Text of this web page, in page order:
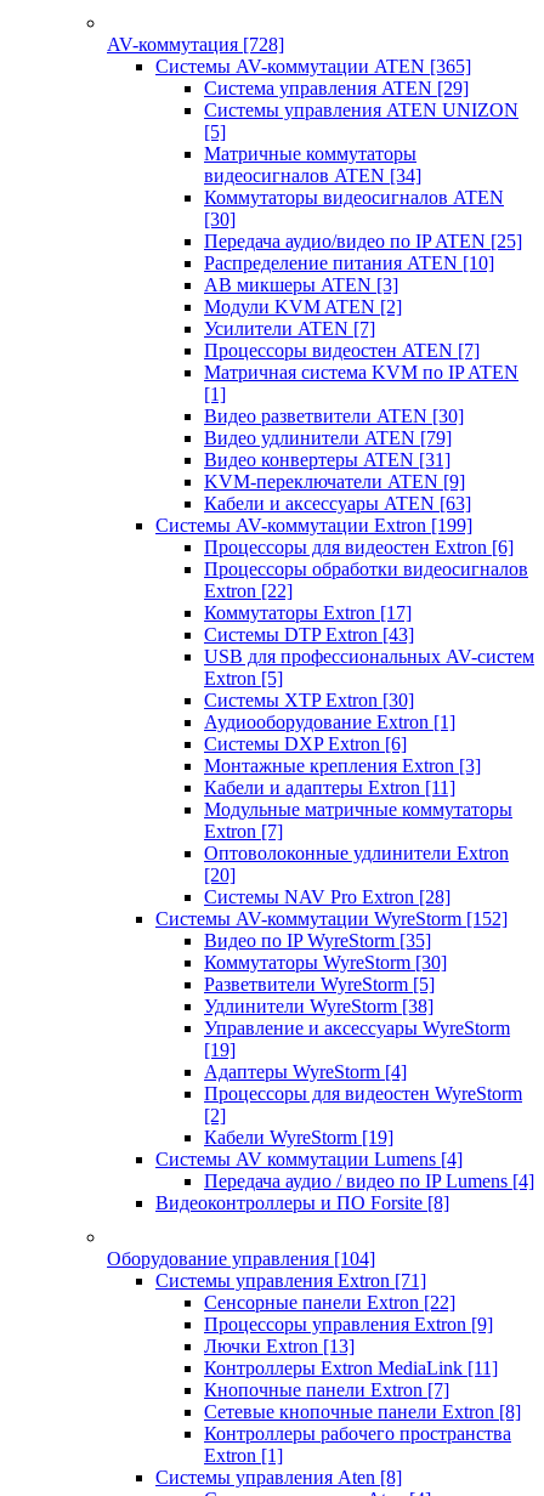
AV-коммутация [728]
Системы AV-коммутации ATEN [365]
Система управления ATEN [29]
Системы управления ATEN UNIZON
[5]
Матричные коммутаторы
видеосигналов ATEN [34]
Коммутаторы видеосигналов ATEN
[30]
Передача аудио/видео по IP ATEN [25]
Распределение питания ATEN [10]
АВ микшеры ATEN [3]
Модули KVM ATEN [2]
Усилители ATEN [7]
Процессоры видеостен ATEN [7]
Матричная система KVM по IP ATEN
[1]
Видео разветвители ATEN [30]
Видео удлинители ATEN [79]
Видео конвертеры ATEN [31]
KVM-переключатели ATEN [9]
Кабели и аксессуары ATEN [63]
Системы AV-коммутации Extron [199]
Процессоры для видеостен Extron [6]
Процессоры обработки видеосигналов
Extron [22]
Коммутаторы Extron [17]
Системы DTP Extron [43]
USB для профессиональных AV-систем
Extron [5]
Системы XTP Extron [30]
Аудиооборудование Extron [1]
Системы DXP Extron [6]
Монтажные крепления Extron [3]
Кабели и адаптеры Extron [11]
Модульные матричные коммутаторы
Extron [7]
Оптоволоконные удлинители Extron
[20]
Системы NAV Pro Extron [28]
Системы AV-коммутации WyreStorm [152]
Видео по IP WyreStorm [35]
Коммутаторы WyreStorm [30]
Разветвители WyreStorm [5]
Удлинители WyreStorm [38]
Управление и аксессуары WyreStorm
[19]
Адаптеры WyreStorm [4]
Процессоры для видеостен WyreStorm
[2]
Кабели WyreStorm [19]
Системы AV коммутации Lumens [4]
Передача аудио / видео по IP Lumens [4]
Видеоконтроллеры и ПО Forsite [8]
Оборудование управления [104]
Системы управления Extron [71]
Сенсорные панели Extron [22]
Процессоры управления Extron [9]
Лючки Extron [13]
Контроллеры Extron MediaLink [11]
Кнопочные панели Extron [7]
Сетевые кнопочные панели Extron [8]
Контроллеры рабочего пространства
Extron [1]
Системы управления Aten [8]